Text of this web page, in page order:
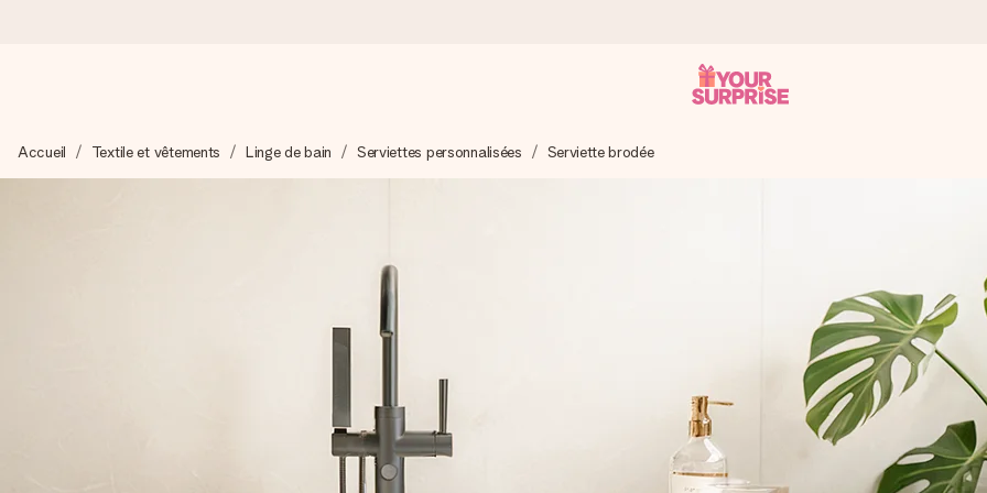
Nous préparons votre cadeau avec attention et l’envoyons en un éclair – pour que vous puissiez l’offrir au bon moment, quand
Nos cadeaux sont appréciés. Les clients nous attribuent une note de 4,8 sur Google Reviews (total de tous les pays où nous
Créez quelque chose d’unique en quelques étapes – avec son prénom, votre photo ou un message qui touche le cœur. Sans
Accueil Textile et vêtements Linge de bain Serviettes personnalisées Serviette brodée